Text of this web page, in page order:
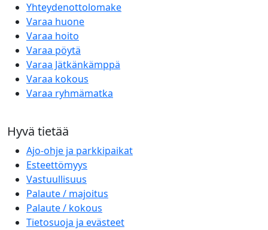
Yhteydenottolomake
Varaa huone
Varaa hoito
Varaa pöytä
Varaa Jätkänkämppä
Varaa kokous
Varaa ryhmämatka
Hyvä tietää
Ajo-ohje ja parkkipaikat
Esteettömyys
Vastuullisuus
Palaute / majoitus
Palaute / kokous
Tietosuoja ja evästeet